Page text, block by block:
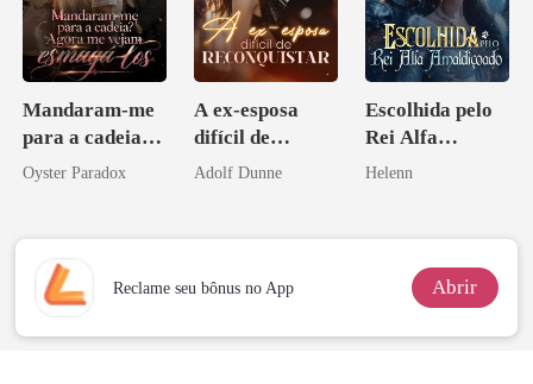
Mandaram-me
para a cadeia?
Agora me
Oyster Paradox
A ex-esposa
difícil de
reconquistar
Adolf Dunne
Escolhida pelo
Rei Alfa
Amaldiçoado
Helenn
Reclame seu bônus no App Abrir